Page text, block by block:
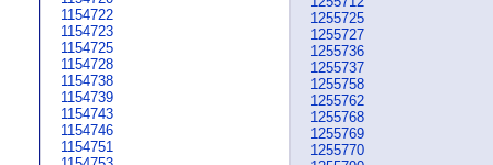
1154722
1154723
1154725
1154728
1154738
1154739
1154743
1154746
1154751
1255725
1255727
1255736
1255737
1255758
1255762
1255768
1255769
1255770